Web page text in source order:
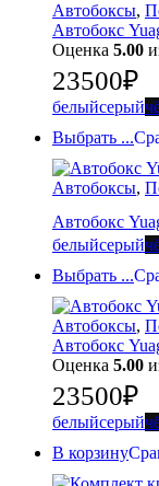
Автобоксы,
Автобокс
Оценка 5.00
23500₽
белыйсерый
Выбрать ...
Автобоксы,
Автобокс
белыйсерый
Выбрать ...
Автобоксы,
Автобокс
Оценка 5.00
23500₽
белыйсерый
В корзину